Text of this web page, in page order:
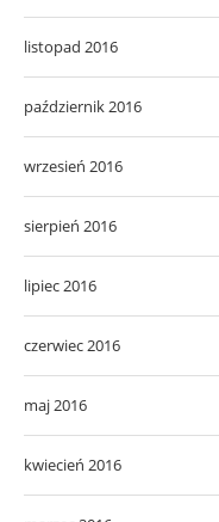
listopad 2016
październik 2016
wrzesień 2016
sierpień 2016
lipiec 2016
czerwiec 2016
maj 2016
kwiecień 2016